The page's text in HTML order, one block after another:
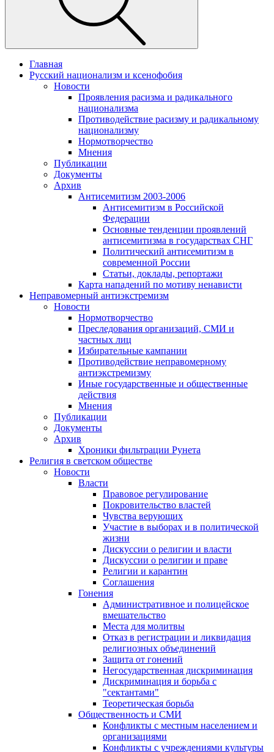
Главная
Русский национализм и ксенофобия
Новости
Проявления расизма и радикального
национализма
Противодействие расизму и радикальному
национализму
Нормотворчество
Мнения
Публикации
Документы
Архив
Антисемитизм 2003-2006
Антисемитизм в Российской
Федерации
Основные тенденции проявлений
антисемитизма в государствах СНГ
Политический антисемитизм в
современной России
Статьи, доклады, репортажи
Карта нападений по мотиву ненависти
Неправомерный антиэкстремизм
Новости
Нормотворчество
Преследования организаций, СМИ и
частных лиц
Избирательные кампании
Противодействие неправомерному
антиэкстремизму
Иные государственные и общественные
действия
Мнения
Публикации
Документы
Архив
Хроники фильтрации Рунета
Религия в светском обществе
Новости
Власти
Правовое регулирование
Покровительство властей
Чувства верующих
Участие в выборах и в политической
жизни
Дискуссии о религии и власти
Дискуссии о религии и праве
Религии и карантин
Соглашения
Гонения
Административное и полицейское
вмешательство
Места для молитвы
Отказ в регистрации и ликвидация
религиозных объединений
Защита от гонений
Негосударственная дискриминация
Дискриминация и борьба с
"сектантами"
Теоретическая борьба
Общественность и СМИ
Конфликты с местным населением и
организациями
Конфликты с учреждениями культуры